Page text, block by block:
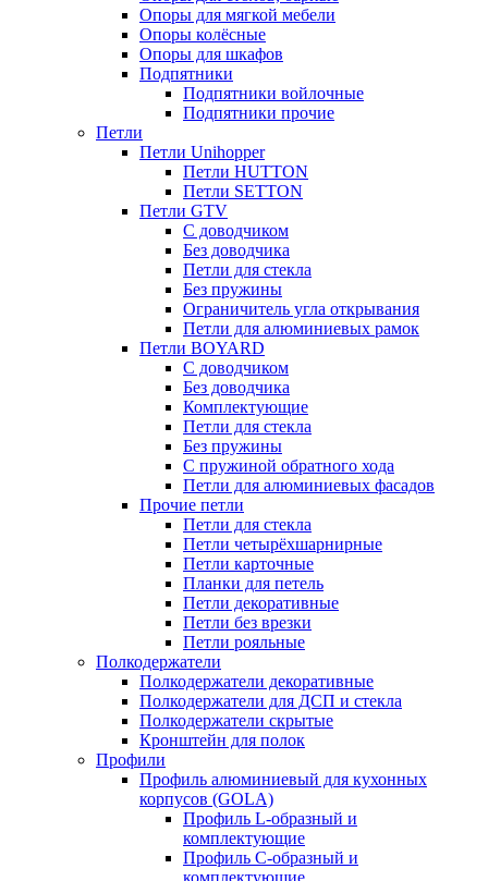
Опоры для мягкой мебели
Опоры колёсные
Опоры для шкафов
Подпятники
Подпятники войлочные
Подпятники прочие
Петли
Петли Unihopper
Петли HUTTON
Петли SETTON
Петли GTV
С доводчиком
Без доводчика
Петли для стекла
Без пружины
Ограничитель угла открывания
Петли для алюминиевых рамок
Петли BOYARD
С доводчиком
Без доводчика
Комплектующие
Петли для стекла
Без пружины
С пружиной обратного хода
Петли для алюминиевых фасадов
Прочие петли
Петли для стекла
Петли четырёхшарнирные
Петли карточные
Планки для петель
Петли декоративные
Петли без врезки
Петли рояльные
Полкодержатели
Полкодержатели декоративные
Полкодержатели для ДСП и стекла
Полкодержатели скрытые
Кронштейн для полок
Профили
Профиль алюминиевый для кухонных
корпусов (GOLA)
Профиль L-образный и
комплектующие
Профиль C-образный и
комплектующие